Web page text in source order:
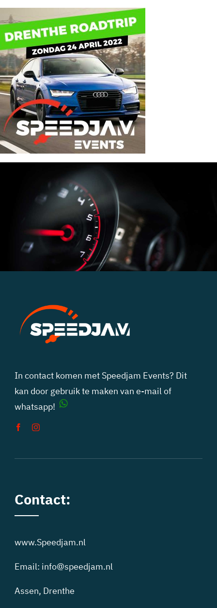
In contact komen met Speedjam Events? Dit
kan door gebruik te maken van e-mailof
whatsapp!
Contact:
www.Speedjam.nl
Email: info@speedjam.nl
Assen, Drenthe